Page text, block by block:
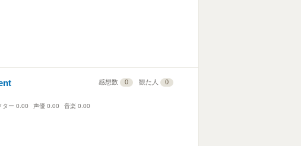
感想数 0 観た人 0
ター 0.00 声優 0.00 音楽 0.00